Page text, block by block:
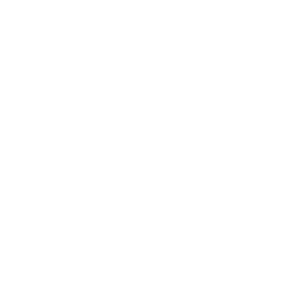
في البرنامج. تأكد من تحميل تطبيق بنك الاتحاد لمتابعة
وغير ذلك من التعاملات البنكية سيساعدك في التقدم بمرتبتك،
مرتبتك من تطبيقنا البنكي ومعرفة مدى قربك من المرتبة التالية
أو أونلاين). الاسترداد النقدي الموجود في خزنتك لا تنتهي